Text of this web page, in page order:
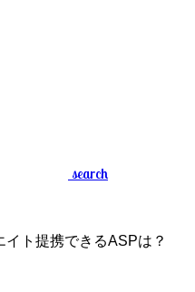
search
ト提携できるASPは？